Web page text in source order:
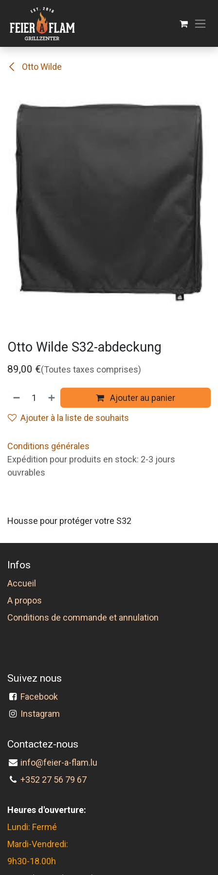
Se rendre au contenu
Otto Wilde
Otto Wilde S32-abdeckung
89,00 €(Toutes taxes comprises)
Ajouter au panier
Ajouter à la liste de souhaits
Conditions générales
Expédition pour produits en stock: 2-3 jours
ouvrables
Housse pour protéger votre S32
Infos
Accueil
A propos
Conditions de commande et annulation
Suivez nous
Facebook
Instagram
Contactez-nous
info@feier-a-flam.lu
+352 27 56 79 67
Heures d'ouverture:
Lundi: Fermé
Mardi-Vendredi:
9h30-18.00h